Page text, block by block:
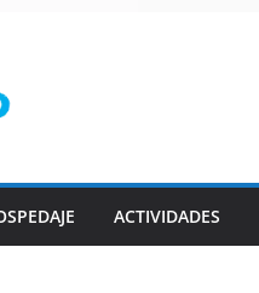
ACTIVIDADES